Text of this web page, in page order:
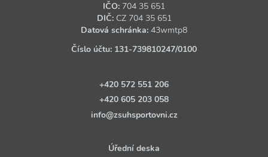
IČO: 704 35 651
DIČ: CZ 704 35 651
Datová schránka: 43wmtp8
Číslo účtu: 131‑739810247/0100
+420 572 551 206
+420 605 203 058
info@zsuhsportovni.cz
Úřední deska